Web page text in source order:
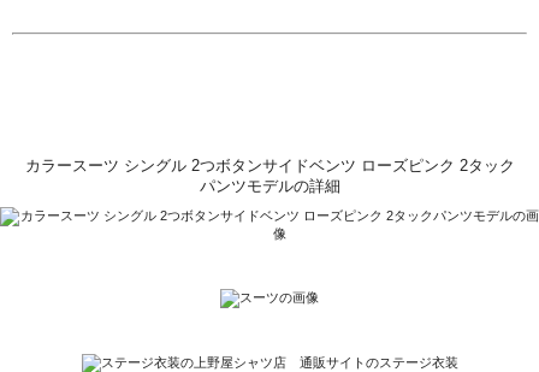
カラースーツ シングル 2つボタンサイドベンツ ローズピンク 2タック
パンツモデルの詳細